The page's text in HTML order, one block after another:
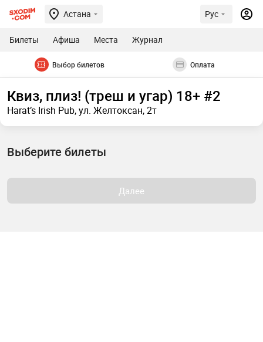
Астана Рус
Билеты Афиша Места Журнал
Выбор билетов Оплата
Квиз, плиз! (треш и угар) 18+ #2
Harat’s Irish Pub, ул. Желтоксан, 2т
Выберите билеты
Далее